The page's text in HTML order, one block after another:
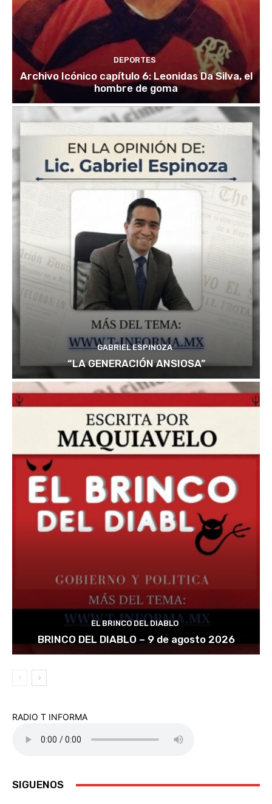
DEPORTES
Archivo Icónico capítulo 6: Leonidas Da Silva, el
hombre de goma
GABRIEL ESPINOZA
“LA GENERACIÓN ANSIOSA”
EL BRINCO DEL DIABLO
BRINCO DEL DIABLO – 9 de agosto 2026
RADIO T INFORMA
SIGUENOS